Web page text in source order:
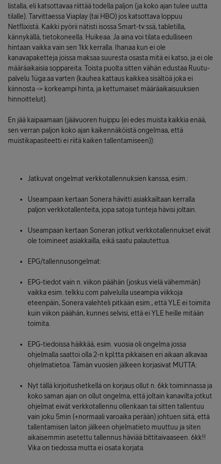
listalla, eli katsottavaa riittää todella paljon (ja koko ajan tulee uutta
tilalle). Tarvittaessa Viaplay (tai HBO) jos katsottava loppuu
Netflixistä. Kaikki pyörii nätisti isossa Smart-tv:ssä, tabletilla,
kännykällä, tietokoneella. Huikeaa. Ja aina voi tilata edulliseen
hintaan vaikka vain sen 1kk kerralla. Ihanaa kun ei ole
kanavapaketteja joissa maksaa suuresta osasta mitä ei katso, ja ei ole
määräaikaisia soppareita. Toista puolta sitten vähän edustaa Ruutu-
palvelu 1üga:aa varten (kauhea kattaus kaikkea sisältöä joka ei
kiinnosta -> korkeampi hinta, ja kettumaiset määräaikaisuuksien
hinnoittelut).
En jää kaipaamaan (jäävuoren huippu (ei edes muista kaikkia enää,
sen verran paljon koko ajan kaikennäköistä ongelmaa, että
muistikapasiteetti ei riitä kaiken tallentamiseen)):
Jatkuvat ongelmat verkkotallennuksien kanssa, esim.:
Useampaan kertaan Sonera hävitti asiakkailtaan kerralla
paljon verkkotallenteita, jopa satoja tunteja hävisi joltain.
Useampaan kertaan Soneran jotkut verkkotallennukset eivät
ole toimineet asiakkailla, eikä saatu palautettua.
EPG/tallennusongelmat:
EPG-tiedot vain n. viikon päähän (joskus vielä vähemmän)
vaikka esim. telkku.com palvelulla useampia viikkoja
eteenpäin, Sonera valehteli pitkään esim., että YLE ei toimita
kuin viikon päähän, kunnes selvisi, että ei YLE heille mitään
toimita.
EPG-tiedoissa häikkää, esim. vuosia oli ongelma jossa
ohjelmalla saattoi olla 2-n kpl:tta pikkaisen eri aikaan alkavaa
ohjelmatietoa. Tämän vuosien jälkeen korjasivat MUTTA:
Nyt tällä kirjoitushetkellä on korjaus ollut n. 6kk toiminnassa ja
koko saman ajan on ollut ongelma, että joltain kanavilta jotkut
ohjelmat eivät verkkotallennu ollenkaan tai sitten tallentuu
vain joku 5min (+normaali varoaika perään) johtuen siitä, että
tallentamisen laiton jälkeen ohjelmatieto muuttuu ja siten
aikaisemmin asetettu tallennus häviää bittitaivaaseen. 6kk!!
Vika on tiedossa mutta ei osata korjata.